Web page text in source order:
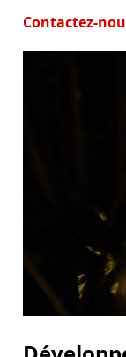
Contactez-